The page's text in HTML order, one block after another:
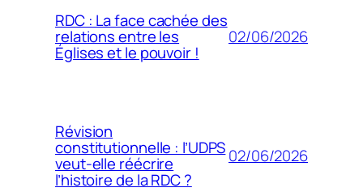
RDC : La face cachée des
relations entre les
Églises et le pouvoir !
02/06/2026
Révision
constitutionnelle : l’UDPS
veut-elle réécrire
l’histoire de la RDC ?
02/06/2026